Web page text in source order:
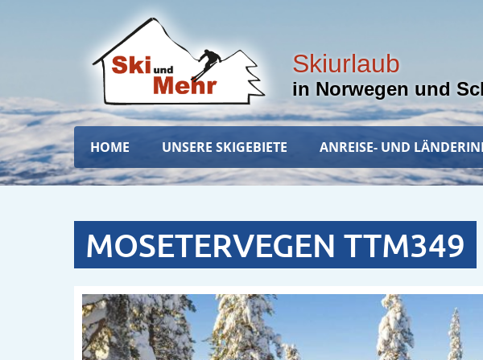
Skiurlaub
in Norwegen und
Hauptnavigation
HOME UNSERE SKIGEBIETE ANREISE- UND
MOSETERVEGEN TTM349